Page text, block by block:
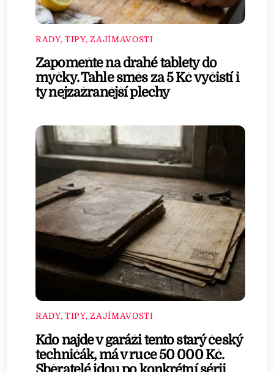
RADY, TIPY, ZAJÍMAVOSTI
Zapomeňte na drahé tablety do
myčky. Tahle směs za 5 Kč vyčistí i
ty nejzažranější plechy
RADY, TIPY, ZAJÍMAVOSTI
Kdo najde v garáži tento starý český
techničák, má v ruce 50 000 Kč.